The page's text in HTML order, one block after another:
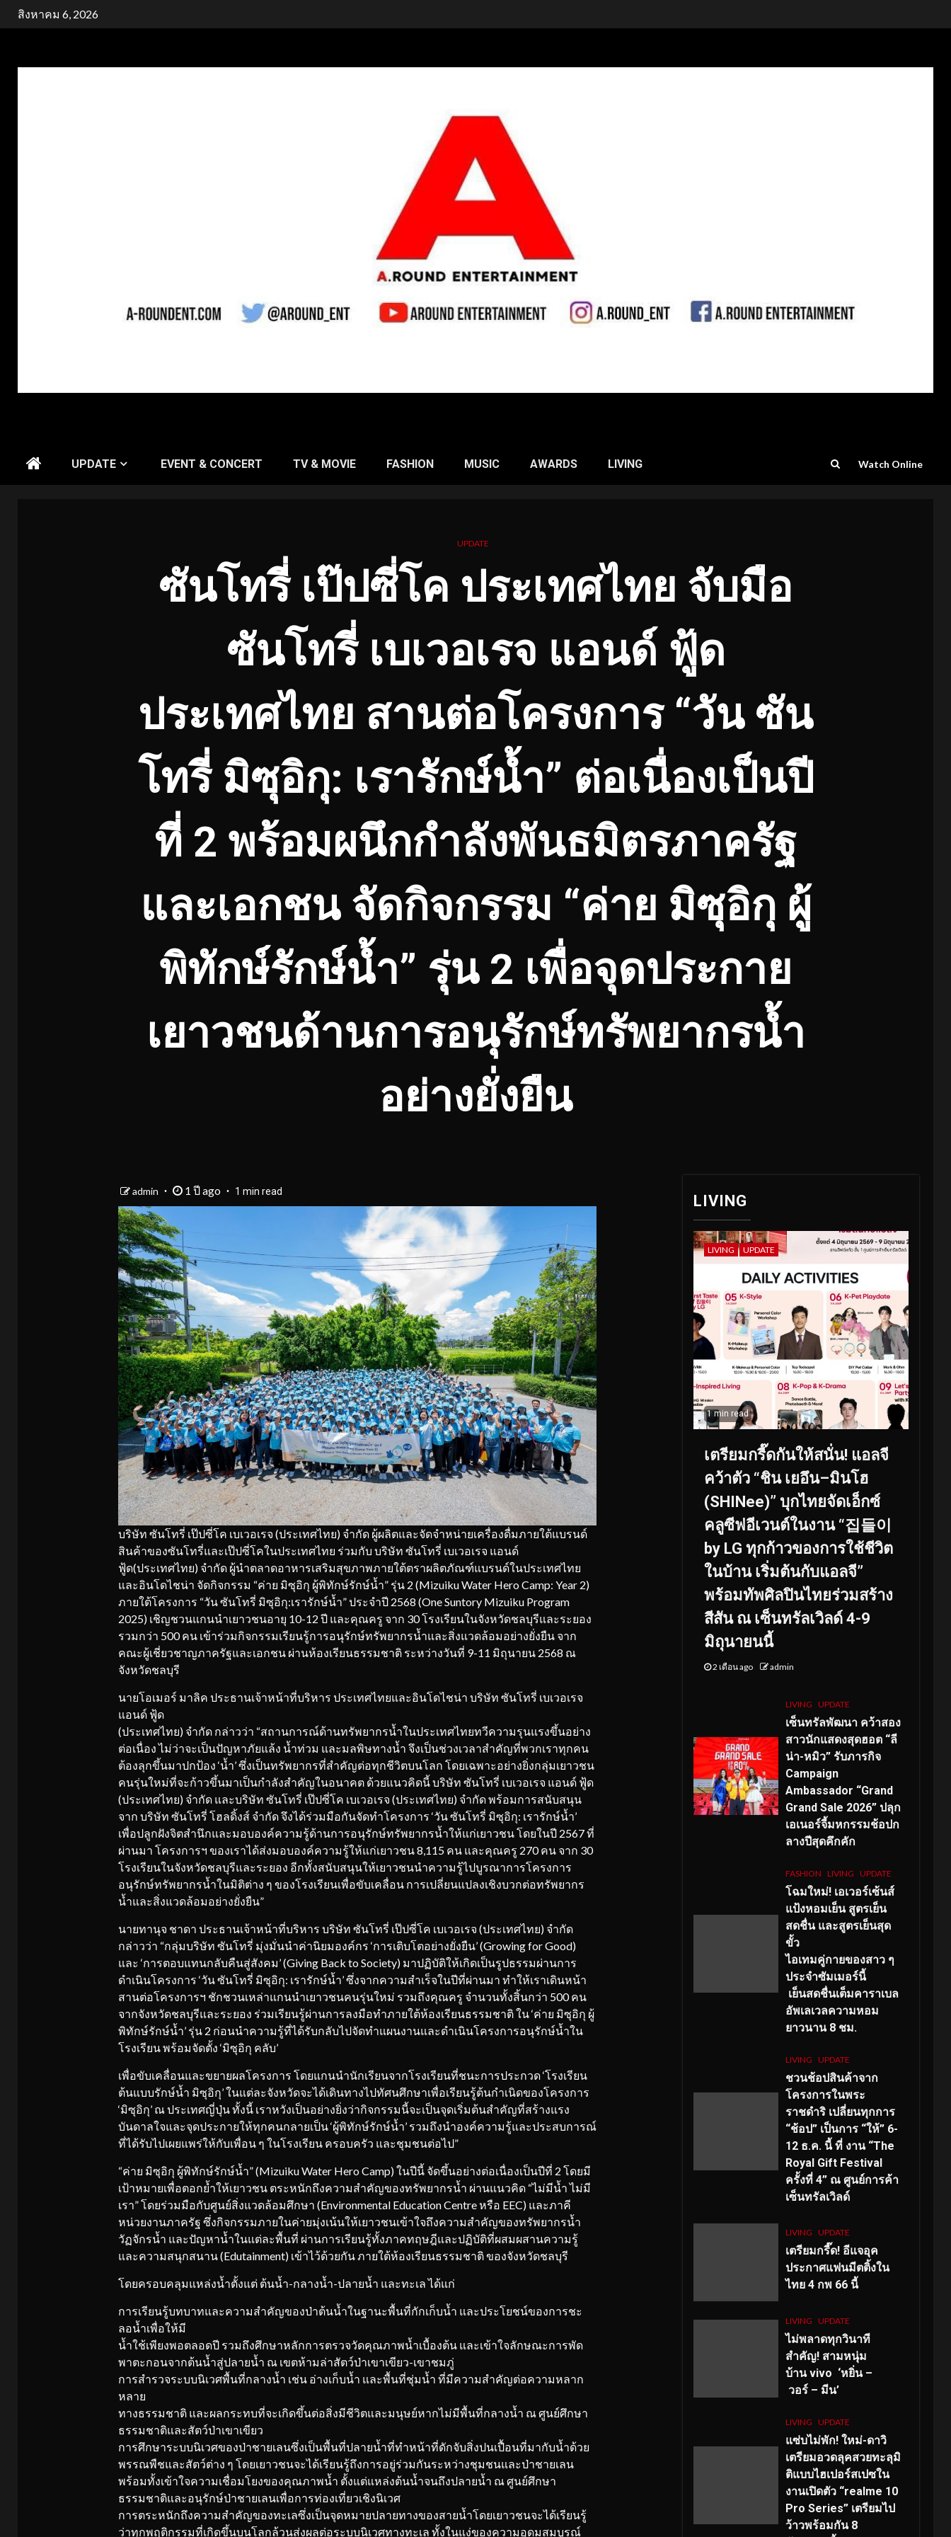
Skipสิงหาคม 6, 2026
UPDATE EVENT & CONCERT TV & MOVIE FASHION MUSIC AWARDS LIVING Watch Online
UPDATE
ซันโทรี่ เป๊ปซี่โค ประเทศไทย จับมือ
ซันโทรี่ เบเวอเรจ แอนด์ ฟู้ด
ประเทศไทย สานต่อโครงการ “วัน ซัน
โทรี่ มิซุอิกุ: เรารักษ์น้ำ” ต่อเนื่องเป็นปี
ที่ 2 พร้อมผนึกกำลังพันธมิตรภาครัฐ
และเอกชน จัดกิจกรรม “ค่าย มิซุอิกุ ผู้
พิทักษ์รักษ์น้ำ” รุ่น 2 เพื่อจุดประกาย
เยาวชนด้านการอนุรักษ์ทรัพยากรน้ำ
อย่างยั่งยืน
admin 1 ปี ago 1 min read
บริษัท ซันโทรี่ เป๊ปซี่โค เบเวอเรจ (ประเทศไทย) จำกัด ผู้ผลิตและจัดจำหน่ายเครื่องดื่มภายใต้แบรนด์
สินค้าของซันโทรี่และเป๊ปซี่โคในประเทศไทย ร่วมกับ บริษัท ซันโทรี่ เบเวอเรจ แอนด์
ฟู้ด(ประเทศไทย) จำกัด ผู้นำตลาดอาหารเสริมสุขภาพภายใต้ตราผลิตภัณฑ์แบรนด์ในประเทศไทย
และอินโดไชน่า จัดกิจกรรม “ค่าย มิซุอิกุ ผู้พิทักษ์รักษ์น้ำ” รุ่น 2 (Mizuiku Water Hero Camp: Year 2)
ภายใต้โครงการ “วัน ซันโทรี่ มิซุอิกุ:เรารักษ์น้ำ” ประจำปี 2568 (One Suntory Mizuiku Program
2025) เชิญชวนแกนนำเยาวชนอายุ 10-12 ปี และคุณครู จาก 30 โรงเรียนในจังหวัดชลบุรีและระยอง
รวมกว่า 500 คน เข้าร่วมกิจกรรมเรียนรู้การอนุรักษ์ทรัพยากรน้ำและสิ่งแวดล้อมอย่างยั่งยืน จาก
คณะผู้เชี่ยวชาญภาครัฐและเอกชน ผ่านห้องเรียนธรรมชาติ ระหว่างวันที่ 9-11 มิถุนายน 2568 ณ
จังหวัดชลบุรี
นายโอเมอร์ มาลิค ประธานเจ้าหน้าที่บริหาร ประเทศไทยและอินโดไชน่า บริษัท ซันโทรี่ เบเวอเรจ
แอนด์ ฟู้ด
(ประเทศไทย) จำกัด กล่าวว่า “สถานการณ์ด้านทรัพยากรน้ำในประเทศไทยทวีความรุนแรงขึ้นอย่าง
ต่อเนื่อง ไม่ว่าจะเป็นปัญหาภัยแล้ง น้ำท่วม และมลพิษทางน้ำ จึงเป็นช่วงเวลาสำคัญที่พวกเราทุกคน
ต้องลุกขึ้นมาปกป้อง ‘น้ำ’ ซึ่งเป็นทรัพยากรที่สำคัญต่อทุกชีวิตบนโลก โดยเฉพาะอย่างยิ่งกลุ่มเยาวชน
คนรุ่นใหม่ที่จะก้าวขึ้นมาเป็นกำลังสำคัญในอนาคต ด้วยแนวคิดนี้ บริษัท ซันโทรี่ เบเวอเรจ แอนด์ ฟู้ด
(ประเทศไทย) จำกัด และบริษัท ซันโทรี่ เป๊ปซี่โค เบเวอเรจ (ประเทศไทย) จำกัด พร้อมการสนับสนุน
จาก บริษัท ซันโทรี่ โฮลดิ้งส์ จำกัด จึงได้ร่วมมือกันจัดทำโครงการ ‘วัน ซันโทรี่ มิซุอิกุ: เรารักษ์น้ำ’
เพื่อปลูกฝังจิตสำนึกและมอบองค์ความรู้ด้านการอนุรักษ์ทรัพยากรน้ำให้แก่เยาวชน โดยในปี 2567 ที่
ผ่านมา โครงการฯ ของเราได้ส่งมอบองค์ความรู้ให้แก่เยาวชน 8,115 คน และคุณครู 270 คน จาก 30
โรงเรียนในจังหวัดชลบุรีและระยอง อีกทั้งสนับสนุนให้เยาวชนนำความรู้ไปบูรณาการโครงการ
อนุรักษ์ทรัพยากรน้ำในมิติต่าง ๆ ของโรงเรียนเพื่อขับเคลื่อน การเปลี่ยนแปลงเชิงบวกต่อทรัพยากร
น้ำและสิ่งแวดล้อมอย่างยั่งยืน”
นายทานุจ ชาดา ประธานเจ้าหน้าที่บริหาร บริษัท ซันโทรี่ เป๊ปซี่โค เบเวอเรจ (ประเทศไทย) จำกัด
กล่าวว่า “กลุ่มบริษัท ซันโทรี่ มุ่งมั่นนำค่านิยมองค์กร ‘การเติบโตอย่างยั่งยืน’ (Growing for Good)
และ ‘การตอบแทนกลับคืนสู่สังคม’ (Giving Back to Society) มาปฏิบัติให้เกิดเป็นรูปธรรมผ่านการ
ดำเนินโครงการ ‘วัน ซันโทรี่ มิซุอิกุ: เรารักษ์น้ำ’ ซึ่งจากความสำเร็จในปีที่ผ่านมา ทำให้เราเดินหน้า
สานต่อโครงการฯ ชักชวนเหล่าแกนนำเยาวชนคนรุ่นใหม่ รวมถึงคุณครู จำนวนทั้งสิ้นกว่า 500 คน
จากจังหวัดชลบุรีและระยอง ร่วมเรียนรู้ผ่านการลงมือทำภายใต้ห้องเรียนธรรมชาติ ใน ‘ค่าย มิซุอิกุ ผู้
พิทักษ์รักษ์น้ำ’ รุ่น 2 ก่อนนำความรู้ที่ได้รับกลับไปจัดทำแผนงานและดำเนินโครงการอนุรักษ์น้ำใน
โรงเรียน พร้อมจัดตั้ง ‘มิซุอิกุ คลับ’
เพื่อขับเคลื่อนและขยายผลโครงการ โดยแกนนำนักเรียนจากโรงเรียนที่ชนะการประกวด ‘โรงเรียน
ต้นแบบรักษ์น้ำ มิซุอิกุ’ ในแต่ละจังหวัดจะได้เดินทางไปทัศนศึกษาเพื่อเรียนรู้ต้นกำเนิดของโครงการ
‘มิซุอิกุ’ ณ ประเทศญี่ปุ่น ทั้งนี้ เราหวังเป็นอย่างยิ่งว่ากิจกรรมนี้จะเป็นจุดเริ่มต้นสำคัญที่สร้างแรง
บันดาลใจและจุดประกายให้ทุกคนกลายเป็น ‘ผู้พิทักษ์รักษ์น้ำ’ รวมถึงนำองค์ความรู้และประสบการณ์
ที่ได้รับไปเผยแพร่ให้กับเพื่อน ๆ ในโรงเรียน ครอบครัว และชุมชนต่อไป”
“ค่าย มิซุอิกุ ผู้พิทักษ์รักษ์น้ำ” (Mizuiku Water Hero Camp) ในปีนี้ จัดขึ้นอย่างต่อเนื่องเป็นปีที่ 2 โดยมี
เป้าหมายเพื่อตอกย้ำให้เยาวชน ตระหนักถึงความสำคัญของทรัพยากรน้ำ ผ่านแนวคิด “ไม่มีน้ำ ไม่มี
เรา” โดยร่วมมือกับศูนย์สิ่งแวดล้อมศึกษา (Environmental Education Centre หรือ EEC) และภาคี
หน่วยงานภาครัฐ ซึ่งกิจกรรมภายในค่ายมุ่งเน้นให้เยาวชนเข้าใจถึงความสำคัญของทรัพยากรน้ำ
วัฏจักรน้ำ และปัญหาน้ำในแต่ละพื้นที่ ผ่านการเรียนรู้ทั้งภาคทฤษฎีและปฏิบัติที่ผสมผสานความรู้
และความสนุกสนาน (Edutainment) เข้าไว้ด้วยกัน ภายใต้ห้องเรียนธรรมชาติ ของจังหวัดชลบุรี
โดยครอบคลุมแหล่งน้ำตั้งแต่ ต้นน้ำ-กลางน้ำ-ปลายน้ำ และทะเล ได้แก่
การเรียนรู้บทบาทและความสำคัญของป่าต้นน้ำในฐานะพื้นที่กักเก็บน้ำ และประโยชน์ของการชะ
ลอนํ้าเพื่อให้มี
นํ้าใช้เพียงพอตลอดปี รวมถึงศึกษาหลักการตรวจวัดคุณภาพน้ำเบื้องต้น และเข้าใจลักษณะการพัด
พาตะกอนจากต้นน้ำสู่ปลายน้ำ ณ เขตห้ามล่าสัตว์ป่าเขาเขียว-เขาชมภู่
การสำรวจระบบนิเวศพื้นที่กลางน้ำ เช่น อ่างเก็บน้ำ และพื้นที่ชุ่มน้ำ ที่มีความสำคัญต่อความหลาก
หลาย
ทางธรรมชาติ และผลกระทบที่จะเกิดขึ้นต่อสิ่งมีชีวิตและมนุษย์หากไม่มีพื้นที่กลางน้ำ ณ ศูนย์ศึกษา
ธรรมชาติและสัตว์ป่าเขาเขียว
การศึกษาระบบนิเวศของป่าชายเลนซึ่งเป็นพื้นที่ปลายน้ำที่ทำหน้าที่ดักจับสิ่งปนเปื้อนที่มากับน้ำด้วย
พรรณพืชและสัตว์ต่าง ๆ โดยเยาวชนจะได้เรียนรู้ถึงการอยู่ร่วมกันระหว่างชุมชนและป่าชายเลน
พร้อมทั้งเข้าใจความเชื่อมโยงของคุณภาพน้ำ ตั้งแต่แหล่งต้นน้ำจนถึงปลายน้ำ ณ ศูนย์ศึกษา
ธรรมชาติและอนุรักษ์ป่าชายเลนเพื่อการท่องเที่ยวเชิงนิเวศ
การตระหนักถึงความสำคัญของทะเลซึ่งเป็นจุดหมายปลายทางของสายน้ำโดยเยาวชนจะได้เรียนรู้
ว่าทุกพฤติกรรมที่เกิดขึ้นบนโลกล้วนส่งผลต่อระบบนิเวศทางทะเล ทั้งในแง่ของความอุดมสมบูรณ์
LIVING
LIVING UPDATE
1 min read
เตรียมกรี๊ดกันให้สนั่น! แอลจี
คว้าตัว “ชิน เยอึน–มินโฮ
(SHINee)” บุกไทยจัดเอ็กซ์
คลูซีฟอีเวนต์ในงาน “집들이
by LG ทุกก้าวของการใช้ชีวิต
ในบ้าน เริ่มต้นกับแอลจี”
พร้อมทัพศิลปินไทยร่วมสร้าง
สีสัน ณ เซ็นทรัลเวิลด์ 4-9
มิถุนายนนี้
2 เดือน ago admin
LIVING UPDATE
เซ็นทรัลพัฒนา คว้าสอง
สาวนักแสดงสุดฮอต “ลี
น่า-หมิว” รับภารกิจ
Campaign
Ambassador “Grand
Grand Sale 2026” ปลุก
เอเนอร์จี้มหกรรมช้อปก
ลางปีสุดคึกคัก
FASHION LIVING UPDATE
โฉมใหม่! เอเวอร์เซ้นส์
แป้งหอมเย็น สูตรเย็น
สดชื่น และสูตรเย็นสุด
ขั้ว
ไอเทมคู่กายของสาว ๆ
ประจำซัมเมอร์นี้
เย็นสดชื่นเต็มคาราเบล
อัพเลเวลความหอม
ยาวนาน 8 ชม.
LIVING UPDATE
ชวนช้อปสินค้าจาก
โครงการในพระ
ราชดำริ เปลี่ยนทุกการ
“ช้อป” เป็นการ “ให้” 6-
12 ธ.ค. นี้ ที่ งาน “The
Royal Gift Festival
ครั้งที่ 4” ณ ศูนย์การค้า
เซ็นทรัลเวิลด์
LIVING UPDATE
เตรียมกรี๊ด! อีแจอุค
ประกาศแฟนมีตติ้งใน
ไทย 4 กพ 66 นี้
LIVING UPDATE
ไม่พลาดทุกวินาที
สำคัญ! สามหนุ่ม
บ้าน vivo ‘หยิ่น –
วอร์ – มีน’
LIVING UPDATE
แซ่บไม่พัก! ใหม่-ดาวิ
เตรียมอวดลุคสวยทะลุมิ
ติแบบไฮเปอร์สเปซใน
งานเปิดตัว “realme 10
Pro Series” เตรียมไป
ว้าวพร้อมกัน 8